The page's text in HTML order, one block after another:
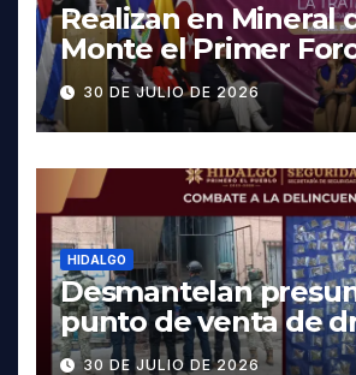
Realizan en Mineral
Monte el Primer
contra la Trata de
30 DE JULIO DE 2026
HIDALGO
Desmantelan
punto de venta de
Pachuca; hay dos
30 DE JULIO DE 2026